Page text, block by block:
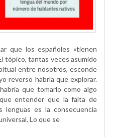
que los españoles «tienen
tópico, tantas veces asumido
entre nosotros, esconde
reverso habría que explorar.
que tomarlo como algo
entender que la falta de
lenguas es la consecuencia
Lo que se